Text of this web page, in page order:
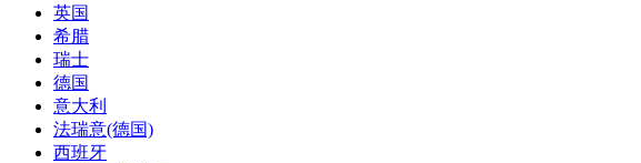
英国
希腊
瑞士
德国
意大利
法瑞意(德国)
西班牙